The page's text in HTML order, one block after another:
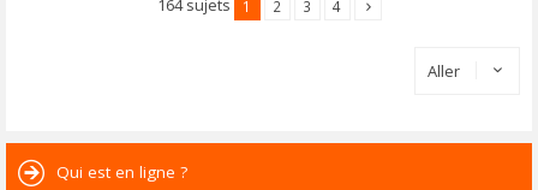
164 sujets 1 2 3 4
Aller
Qui est en ligne ?